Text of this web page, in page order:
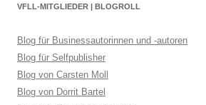
VFLL-MITGLIEDER | BLOGROLL
Blog für Businessautorinnen und -autoren
Blog für Selfpublisher
Blog von Carsten Moll
Blog von Dorrit Bartel